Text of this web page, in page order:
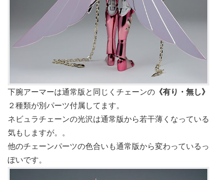
下腕アーマーは通常版と同じくチェーンの 《有り・無し》
２種類が別パーツ付属してます。
ネビュラチェーンの光沢は通常版から若干薄くなっている
気もしますが。。
他のチェーンパーツの色合いも通常版から変わっているっ
ぽいです。